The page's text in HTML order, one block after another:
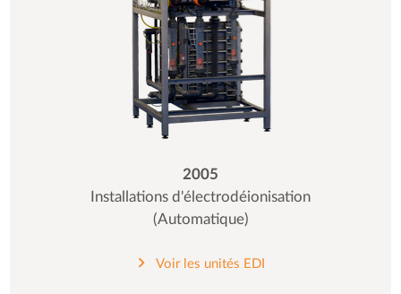
2005
Installations d'électrodéionisation
(Automatique)
Voir les unités EDI